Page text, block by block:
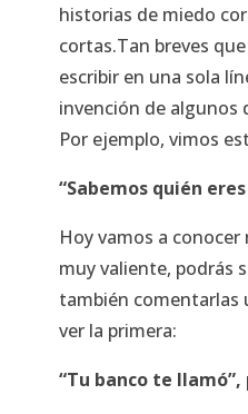
historias de miedo
cortas.Tan breves
escribir en una sola
invención de algunos
Por ejemplo, vimos
“Sabemos quién
Hoy vamos a conocer
muy valiente, podrás
también comentarlas
ver la primera:
“Tu banco te